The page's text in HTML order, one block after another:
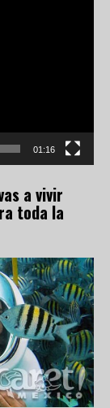
01:16
a vivir
toda la